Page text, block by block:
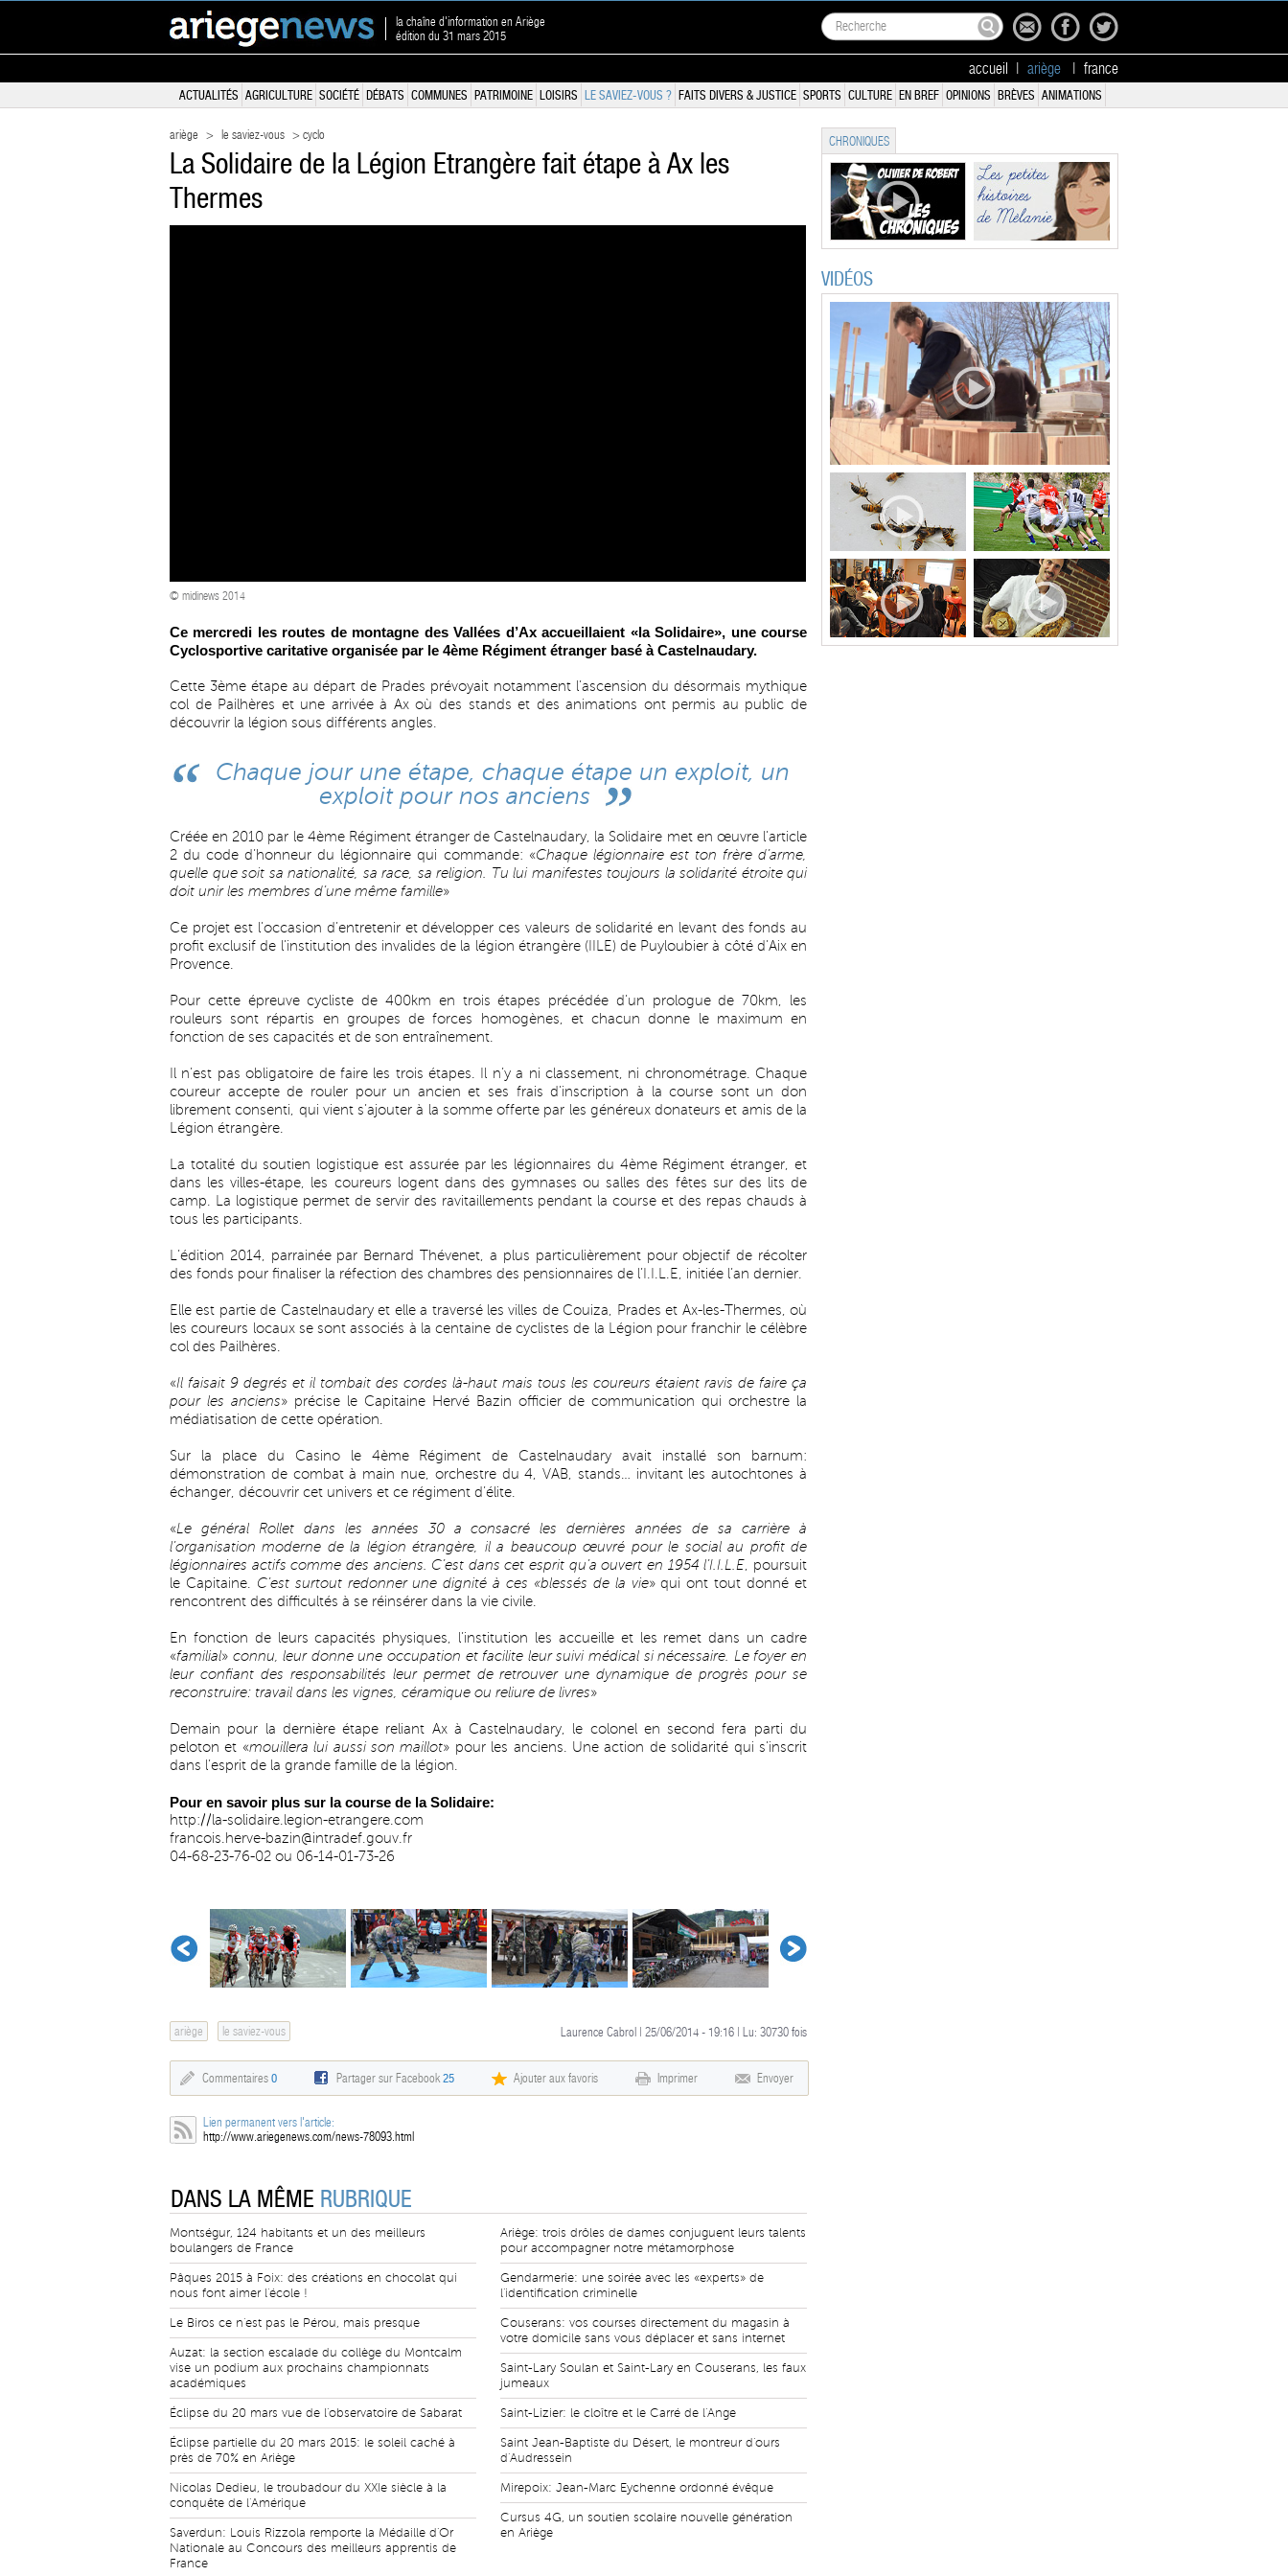
la chaîne d'information en Ariège
édition du 31 mars 2015
accueil ariège france
ACTUALITÉS AGRICULTURE SOCIÉTÉ DÉBATS COMMUNES PATRIMOINE LOISIRS LE SAVIEZ-VOUS ? FAITS DIVERS & JUSTICE SPORTS CULTURE EN BREF OPINIONS BRÈVES ANIMATIONS
ariège > le saviez-vous > cyclo
La Solidaire de la Légion Etrangère fait étape à Ax les
Thermes
© midinews 2014
Ce mercredi les routes de montagne des Vallées d’Ax accueillaient «la Solidaire», une course
Cyclosportive caritative organisée par le 4ème Régiment étranger basé à Castelnaudary.
Cette 3ème étape au départ de Prades prévoyait notamment l’ascension du désormais mythique
col de Pailhères et une arrivée à Ax où des stands et des animations ont permis au public de
découvrir la légion sous différents angles.
Chaque jour une étape, chaque étape un exploit, un
exploit pour nos anciens
Créée en 2010 par le 4ème Régiment étranger de Castelnaudary, la Solidaire met en œuvre l’article
2 du code d’honneur du légionnaire qui commande: «Chaque légionnaire est ton frère d’arme,
quelle que soit sa nationalité, sa race, sa religion. Tu lui manifestes toujours la solidarité étroite qui
doit unir les membres d’une même famille»
Ce projet est l’occasion d’entretenir et développer ces valeurs de solidarité en levant des fonds au
profit exclusif de l’institution des invalides de la légion étrangère (IILE) de Puyloubier à côté d’Aix en
Provence.
Pour cette épreuve cycliste de 400km en trois étapes précédée d’un prologue de 70km, les
rouleurs sont répartis en groupes de forces homogènes, et chacun donne le maximum en
fonction de ses capacités et de son entraînement.
Il n’est pas obligatoire de faire les trois étapes. Il n’y a ni classement, ni chronométrage. Chaque
coureur accepte de rouler pour un ancien et ses frais d’inscription à la course sont un don
librement consenti, qui vient s’ajouter à la somme offerte par les généreux donateurs et amis de la
Légion étrangère.
La totalité du soutien logistique est assurée par les légionnaires du 4ème Régiment étranger, et
dans les villes-étape, les coureurs logent dans des gymnases ou salles des fêtes sur des lits de
camp. La logistique permet de servir des ravitaillements pendant la course et des repas chauds à
tous les participants.
L’édition 2014, parrainée par Bernard Thévenet, a plus particulièrement pour objectif de récolter
des fonds pour finaliser la réfection des chambres des pensionnaires de l’I.I.L.E, initiée l’an dernier.
Elle est partie de Castelnaudary et elle a traversé les villes de Couiza, Prades et Ax-les-Thermes, où
les coureurs locaux se sont associés à la centaine de cyclistes de la Légion pour franchir le célèbre
col des Pailhères.
«Il faisait 9 degrés et il tombait des cordes là-haut mais tous les coureurs étaient ravis de faire ça
pour les anciens» précise le Capitaine Hervé Bazin officier de communication qui orchestre la
médiatisation de cette opération.
Sur la place du Casino le 4ème Régiment de Castelnaudary avait installé son barnum:
démonstration de combat à main nue, orchestre du 4, VAB, stands… invitant les autochtones à
échanger, découvrir cet univers et ce régiment d’élite.
«Le général Rollet dans les années 30 a consacré les dernières années de sa carrière à
l’organisation moderne de la légion étrangère, il a beaucoup œuvré pour le social au profit de
légionnaires actifs comme des anciens. C’est dans cet esprit qu’a ouvert en 1954 l’I.I.L.E , poursuit
le Capitaine. C’est surtout redonner une dignité à ces «blessés de la vie» qui ont tout donné et
rencontrent des difficultés à se réinsérer dans la vie civile.
En fonction de leurs capacités physiques, l’institution les accueille et les remet dans un cadre
«familial» connu, leur donne une occupation et facilite leur suivi médical si nécessaire. Le foyer en
leur confiant des responsabilités leur permet de retrouver une dynamique de progrès pour se
reconstruire: travail dans les vignes, céramique ou reliure de livres»
Demain pour la dernière étape reliant Ax à Castelnaudary, le colonel en second fera parti du
peloton et «mouillera lui aussi son maillot» pour les anciens. Une action de solidarité qui s’inscrit
dans l’esprit de la grande famille de la légion.
Pour en savoir plus sur la course de la Solidaire:
http://la-solidaire.legion-etrangere.com
francois.herve-bazin@intradef.gouv.fr
04-68-23-76-02 ou 06-14-01-73-26
ariège le saviez-vous Laurence Cabrol | 25/06/2014 - 19:16 | Lu: 30730 fois
Commentaires 0 Partager sur Facebook25 Ajouter aux favoris Imprimer Envoyer
Lien permanent vers l'article:
http://www.ariegenews.com/news-78093.html
DANS LA MÊME RUBRIQUE
Montségur, 124 habitants et un des meilleurs
boulangers de France
Pâques 2015 à Foix: des créations en chocolat qui
nous font aimer l'école !
Le Biros ce n'est pas le Pérou, mais presque
Auzat: la section escalade du collège du Montcalm
vise un podium aux prochains championnats
académiques
Éclipse du 20 mars vue de l'observatoire de Sabarat
Éclipse partielle du 20 mars 2015: le soleil caché à
près de 70% en Ariège
Nicolas Dedieu, le troubadour du XXIe siècle à la
conquête de l'Amérique
Saverdun: Louis Rizzola remporte la Médaille d'Or
Nationale au Concours des meilleurs apprentis de
France
Ariège: trois drôles de dames conjuguent leurs talents
pour accompagner notre métamorphose
Gendarmerie: une soirée avec les «experts» de
l'identification criminelle
Couserans: vos courses directement du magasin à
votre domicile sans vous déplacer et sans internet
Saint-Lary Soulan et Saint-Lary en Couserans, les faux
jumeaux
Saint-Lizier: le cloître et le Carré de l'Ange
Saint Jean-Baptiste du Désert, le montreur d'ours
d'Audressein
Mirepoix: Jean-Marc Eychenne ordonné évêque
Cursus 4G, un soutien scolaire nouvelle génération
en Ariège
CHRONIQUES
VIDÉOS